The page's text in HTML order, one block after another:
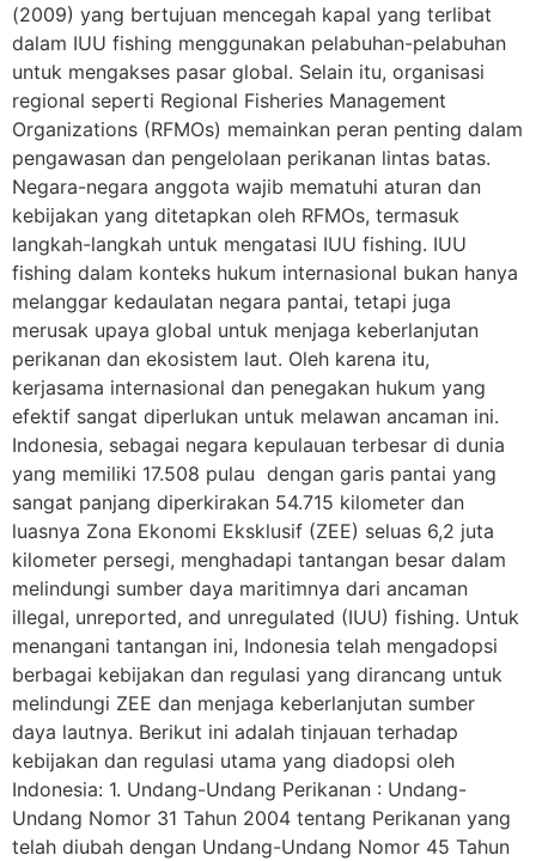
(2009) yang bertujuan mencegah kapal yang terlibat
dalam IUU fishing menggunakan pelabuhan-pelabuhan
untuk mengakses pasar global. Selain itu, organisasi
regional seperti Regional Fisheries Management
Organizations (RFMOs) memainkan peran penting dalam
pengawasan dan pengelolaan perikanan lintas batas.
Negara-negara anggota wajib mematuhi aturan dan
kebijakan yang ditetapkan oleh RFMOs, termasuk
langkah-langkah untuk mengatasi IUU fishing. IUU
fishing dalam konteks hukum internasional bukan hanya
melanggar kedaulatan negara pantai, tetapi juga
merusak upaya global untuk menjaga keberlanjutan
perikanan dan ekosistem laut. Oleh karena itu,
kerjasama internasional dan penegakan hukum yang
efektif sangat diperlukan untuk melawan ancaman ini.
Indonesia, sebagai negara kepulauan terbesar di dunia
yang memiliki 17.508 pulau dengan garis pantai yang
sangat panjang diperkirakan 54.715 kilometer dan
luasnya Zona Ekonomi Eksklusif (ZEE) seluas 6,2 juta
kilometer persegi, menghadapi tantangan besar dalam
melindungi sumber daya maritimnya dari ancaman
illegal, unreported, and unregulated (IUU) fishing. Untuk
menangani tantangan ini, Indonesia telah mengadopsi
berbagai kebijakan dan regulasi yang dirancang untuk
melindungi ZEE dan menjaga keberlanjutan sumber
daya lautnya. Berikut ini adalah tinjauan terhadap
kebijakan dan regulasi utama yang diadopsi oleh
Indonesia: 1. Undang-Undang Perikanan : Undang-
Undang Nomor 31 Tahun 2004 tentang Perikanan yang
telah diubah dengan Undang-Undang Nomor 45 Tahun